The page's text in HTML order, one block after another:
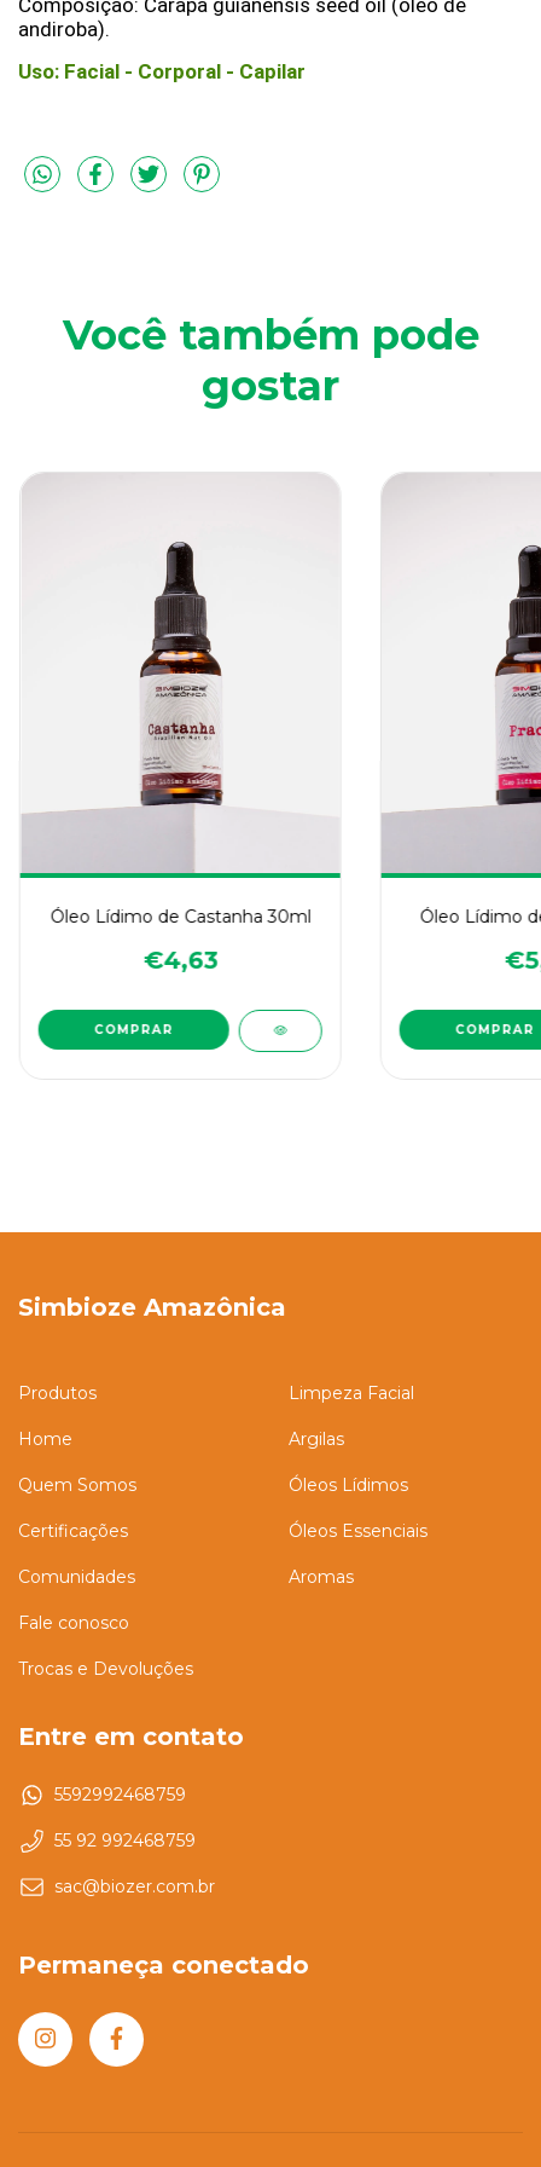
andiroba).
Uso: Facial - Corporal - Capilar
Você também pode
gostar
Óleo Lídimo de Castanha 30ml
€4,63
Óleo Lídimo
Simbioze Amazônica
Produtos
Home
Quem Somos
Certificações
Comunidades
Fale conosco
Trocas e Devoluções
Limpeza Facial
Argilas
Óleos Lídimos
Óleos Essenciais
Aromas
Entre em contato
5592992468759
55 92 992468759
sac@biozer.com.br
Permaneça conectado